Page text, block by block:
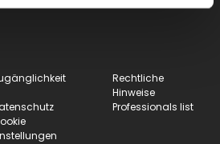
Rechtliche
Hinweise
Professionals list